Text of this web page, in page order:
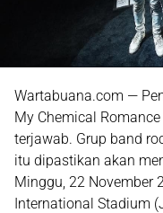
Wartabuana.com —
My Chemical Romance
terjawab. Grup band
itu dipastikan akan
Minggu, 22 November
International Stadium